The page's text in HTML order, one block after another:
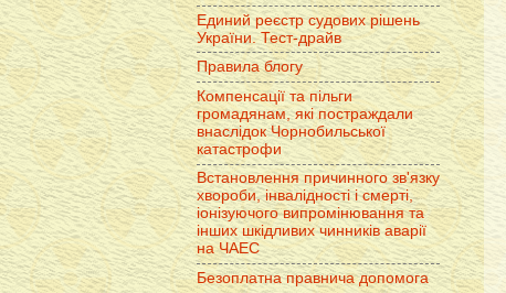
Единий реєстр судових рішень
України. Тест-драйв
Правила блогу
Компенсації та пільги
громадянам, які постраждали
внаслідок Чорнобильської
катастрофи
Встановлення причинного зв'язку
хвороби, інвалідності і смерті,
іонізуючого випромінювання та
інших шкідливих чинників аварії
на ЧАЕС
Безоплатна правнича допомога